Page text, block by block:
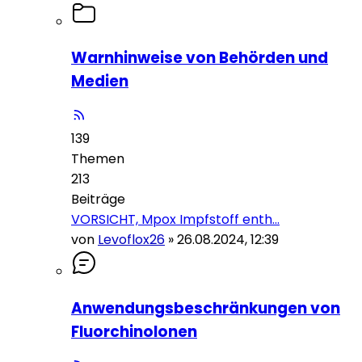
Warnhinweise von Behörden und
Medien
139
Themen
213
Beiträge
VORSICHT, Mpox Impfstoff enth…
von Levoflox26 »26.08.2024, 12:39
Anwendungsbeschränkungen von
Fluorchinolonen